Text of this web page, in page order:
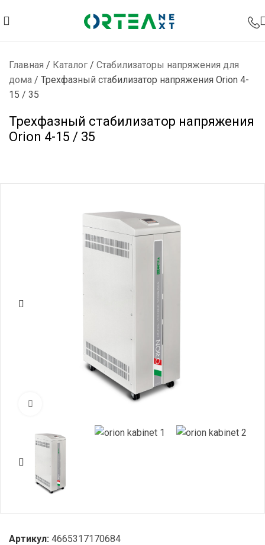
Главная / Каталог / Стабилизаторы напряжения для
дома / Трехфазный стабилизатор напряжения Orion 4-
15 / 35
Трехфазный стабилизатор напряжения
Orion 4-15 / 35
Нажмите, чтобы увеличить
Артикул: 4665317170684